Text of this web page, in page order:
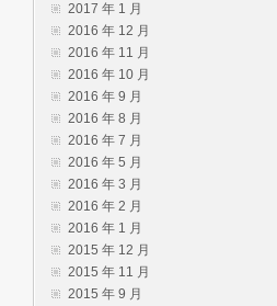
2017 年 1 月
2016 年 12 月
2016 年 11 月
2016 年 10 月
2016 年 9 月
2016 年 8 月
2016 年 7 月
2016 年 5 月
2016 年 3 月
2016 年 2 月
2016 年 1 月
2015 年 12 月
2015 年 11 月
2015 年 9 月